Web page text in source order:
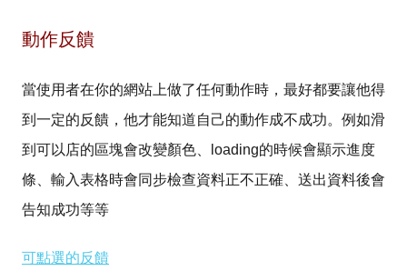
動作反饋
當使用者在你的網站上做了任何動作時，最好都要讓他得
到一定的反饋，他才能知道自己的動作成不成功。例如滑
到可以店的區塊會改變顏色、loading的時候會顯示進度
條、輸入表格時會同步檢查資料正不正確、送出資料後會
告知成功等等
可點選的反饋